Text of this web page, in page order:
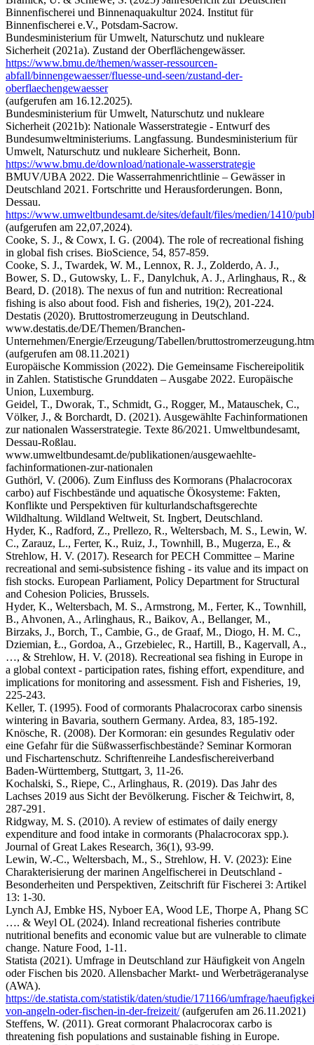
Binnenfischerei und Binnenaquakultur 2024. Institut für
Binnenfischerei e.V., Potsdam-Sacrow.
Bundesministerium für Umwelt, Naturschutz und nukleare
Sicherheit (2021a). Zustand der Oberflächengewässer.
https://www.bmu.de/themen/wasser-ressourcen-
abfall/binnengewaesser/fluesse-und-seen/zustand-der-
oberflaechengewaesser
(aufgerufen am 16.12.2025).
Bundesministerium für Umwelt, Naturschutz und nukleare
Sicherheit (2021b): Nationale Wasserstrategie - Entwurf des
Bundesumweltministeriums. Langfassung. Bundesministerium für
Umwelt, Naturschutz und nukleare Sicherheit, Bonn.
https://www.bmu.de/download/nationale-wasserstrategie
BMUV/UBA 2022. Die Wasserrahmenrichtlinie – Gewässer in
Deutschland 2021. Fortschritte und Herausforderungen. Bonn,
Dessau.
https://www.umweltbundesamt.de/sites/default/files/medien/1410/
(aufgerufen am 22,07,2024).
Cooke, S. J., & Cowx, I. G. (2004). The role of recreational fishing
in global fish crises. BioScience, 54, 857-859.
Cooke, S. J., Twardek, W. M., Lennox, R. J., Zolderdo, A. J.,
Bower, S. D., Gutowsky, L. F., Danylchuk, A. J., Arlinghaus, R., &
Beard, D. (2018). The nexus of fun and nutrition: Recreational
fishing is also about food. Fish and fisheries, 19(2), 201-224.
Destatis (2020). Bruttostromerzeugung in Deutschland.
www.destatis.de/DE/Themen/Branchen-
Unternehmen/Energie/Erzeugung/Tabellen/
(aufgerufen am 08.11.2021)
Europäische Kommission (2022). Die Gemeinsame Fischereipolitik
in Zahlen. Statistische Grunddaten – Ausgabe 2022. Europäische
Union, Luxemburg.
Geidel, T., Dworak, T., Schmidt, G., Rogger, M., Matauschek, C.,
Völker, J., & Borchardt, D. (2021). Ausgewählte Fachinformationen
zur nationalen Wasserstrategie. Texte 86/2021. Umweltbundesamt,
Dessau-Roßlau.
www.umweltbundesamt.de/publikationen/ausgewaehlte-
fachinformationen-zur-nationalen
Guthörl, V. (2006). Zum Einfluss des Kormorans (Phalacrocorax
carbo) auf Fischbestände und aquatische Ökosysteme: Fakten,
Konflikte und Perspektiven für kulturlandschaftsgerechte
Wildhaltung. Wildland Weltweit, St. Ingbert, Deutschland.
Hyder, K., Radford, Z., Prellezo, R., Weltersbach, M. S., Lewin, W.
C., Zarauz, L., Ferter, K., Ruiz, J., Townhill, B., Mugerza, E., &
Strehlow, H. V. (2017). Research for PECH Committee – Marine
recreational and semi-subsistence fishing - its value and its impact on
fish stocks. European Parliament, Policy Department for Structural
and Cohesion Policies, Brussels.
Hyder, K., Weltersbach, M. S., Armstrong, M., Ferter, K., Townhill,
B., Ahvonen, A., Arlinghaus, R., Baikov, A., Bellanger, M.,
Birzaks, J., Borch, T., Cambie, G., de Graaf, M., Diogo, H. M. C.,
Dziemian, Ł., Gordoa, A., Grzebielec, R., Hartill, B., Kagervall, A.,
…, & Strehlow, H. V. (2018). Recreational sea fishing in Europe in
a global context - participation rates, fishing effort, expenditure, and
implications for monitoring and assessment. Fish and Fisheries, 19,
225-243.
Keller, T. (1995). Food of cormorants Phalacrocorax carbo sinensis
wintering in Bavaria, southern Germany. Ardea, 83, 185-192.
Knösche, R. (2008). Der Kormoran: ein gesundes Regulativ oder
eine Gefahr für die Süßwasserfischbestände? Seminar Kormoran
und Fischartenschutz. Schriftenreihe Landesfischereiverband
Baden-Württemberg, Stuttgart, 3, 11-26.
Kochalski, S., Riepe, C., Arlinghaus, R. (2019). Das Jahr des
Lachses 2019 aus Sicht der Bevölkerung. Fischer & Teichwirt, 8,
287-291.
Ridgway, M. S. (2010). A review of estimates of daily energy
expenditure and food intake in cormorants (Phalacrocorax spp.).
Journal of Great Lakes Research, 36(1), 93-99.
Lewin, W.-C., Weltersbach, M., S., Strehlow, H. V. (2023): Eine
Charakterisierung der marinen Angelfischerei in Deutschland -
Besonderheiten und Perspektiven, Zeitschrift für Fischerei 3: Artikel
13: 1-30.
Lynch AJ, Embke HS, Nyboer EA, Wood LE, Thorpe A, Phang SC
…. & Weyl OL (2024). Inland recreational fisheries contribute
nutritional benefits and economic value but are vulnerable to climate
change. Nature Food, 1-11.
Statista (2021). Umfrage in Deutschland zur Häufigkeit von Angeln
oder Fischen bis 2020. Allensbacher Markt- und Werbeträgeranalyse
(AWA).
https://de.statista.com/statistik/daten/studie/171166/umfrage/
von-angeln-oder-fischen-in-der-freizeit/(aufgerufen am 26.11.2021)
Steffens, W. (2011). Great cormorant Phalacrocorax carbo is
threatening fish populations and sustainable fishing in Europe.